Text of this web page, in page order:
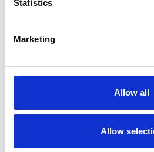
Statistics
Marketing
Allow all
Allow
DeSolide professionele
veiligheid, duurzaamheid en
voor de professionele werkvloer en
betrouwbaarheid onder zware
De trapladder is ontworpen om
moeiteloos te weerstaan. Aan de